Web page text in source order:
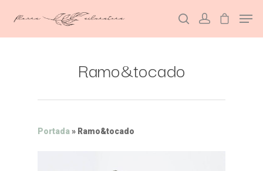
Hit enter to search or ESC to close
Ramo&tocado
Portada» Ramo&tocado